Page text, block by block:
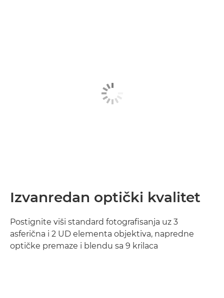
Izvanredan optički kvalitet
Postignite viši standard fotografisanja uz 3
asferična i 2 UD elementa objektiva, napredne
optičke premaze i blendu sa 9 krilaca